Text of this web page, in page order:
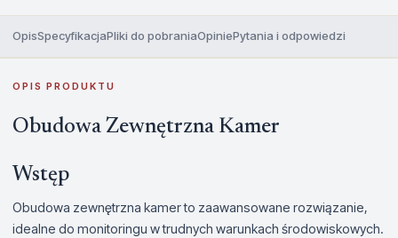
OpisSpecyfikacjaPliki do pobraniaOpiniePytania i odpowiedzi
OPIS PRODUKTU
Obudowa Zewnętrzna Kamer
Wstęp
Obudowa zewnętrzna kamer to zaawansowane rozwiązanie,
idealne do monitoringu w trudnych warunkach środowiskowych.